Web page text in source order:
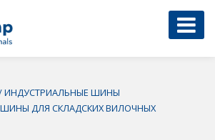
ШИНЫ
ДЛЯ СКЛАДСКИХ ВИЛОЧНЫХ